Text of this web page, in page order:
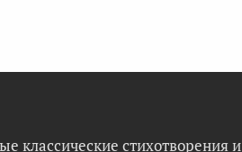
классические стихотворения и